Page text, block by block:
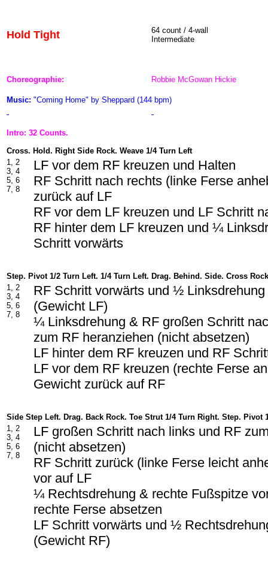
Hold Tight
64 count / 4-wall
Intermediate
Choreographie: Robbie McGowan Hickie
Music: "Coming Home" by Sheppard (144 bpm)
Intro: 32 Counts.
Cross. Hold. Right Side Rock. Weave 1/4 Turn Left
1, 2
3, 4
5, 6
7, 8
LF vor dem RF kreuzen und Halten
RF Schritt nach rechts (linke Ferse
zurück auf LF
RF vor dem LF kreuzen und LF Schritt
RF hinter dem LF kreuzen und ¼
Schritt vorwärts
Step. Pivot 1/2 Turn Left. 1/4 Turn Left. Drag. Behind. Side. Cross Rock
1, 2
3, 4
5, 6
7, 8
RF Schritt vorwärts und ½
(Gewicht LF)
¼ Linksdrehung & RF großen Schritt
zum RF heranziehen (nicht absetzen)
LF hinter dem RF kreuzen und RF
LF vor dem RF kreuzen (rechte Ferse
Gewicht zurück auf RF
Side Step Left. Drag. Back Rock. Toe Strut 1/4 Turn Right. Step. Pivot
1, 2
3, 4
5, 6
7, 8
LF großen Schritt nach links und RF
(nicht absetzen)
RF Schritt zurück (linke Ferse leicht
vor auf LF
¼ Rechtsdrehung & rechte Fußspitze
rechte Ferse absetzen
LF Schritt vorwärts und ½
(Gewicht RF)